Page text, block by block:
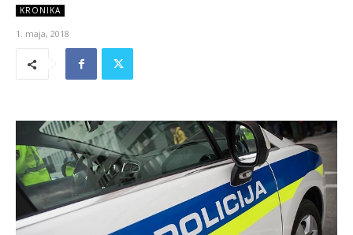
KRONIKA
1. maja, 2018